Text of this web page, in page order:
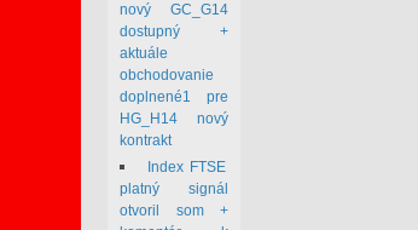
nový GC_G14
dostupný +
aktuále
obchodovanie
doplnené1 pre
HG_H14 nový
kontrakt
Index FTSE
platný signál
otvoril som +